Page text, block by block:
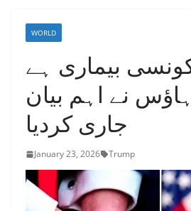
WORLD
بیماری ہے
نے اہم بیان
جاری کردیا
January 23, 2026 Trump